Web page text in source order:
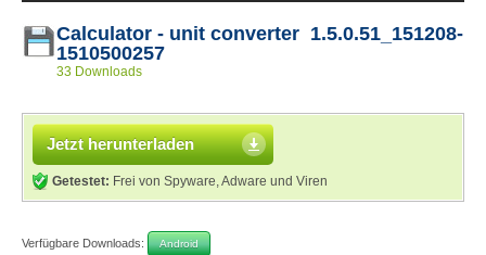
Calculator - unit converter 1.5.0.51_151208-
1510500257
33 Downloads
Jetzt herunterladen
Getestet: Frei von Spyware, Adware und Viren
Verfügbare Downloads: Android